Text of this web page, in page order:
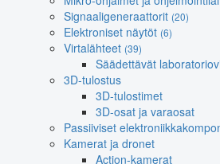
Signaaligeneraattorit (20)
Elektroniset näytöt (6)
Virtalähteet (39)
Säädettävät
3D-tulostus
3D-tulostimet
3D-osat ja varaosat
Passiiviset
Kamerat ja dronet
Action-kamerat